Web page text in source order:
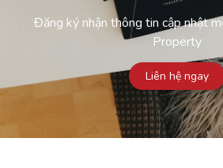
Đăng ký nhận thông tin cập nhật
Property
Liên hệ ngay